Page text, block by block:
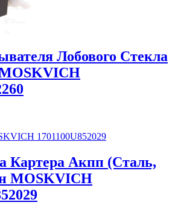
Лобового Стекла
Картера Акпп (Сталь,
MOSKVICH